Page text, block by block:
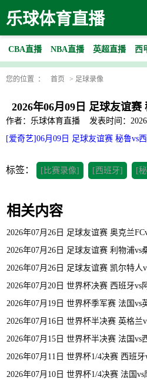
乐球体育直播
CBA直播 NBA直播 英超直播 西
您的位置 ： 首页 > 足球录像
2026年06月09日 足球友谊
作者：乐球体育直播
发表时间：
[爱奇艺]06月09日 足球友谊赛 秘鲁vs
标签： [比赛录像] [西班牙] [
相关内容
2026年07月26日 足球友谊赛 奥克兰
2026年07月26日 足球友谊赛 利物浦vs
2026年07月26日 足球友谊赛 凯尔特人
2026年07月20日 世界杯决赛 西班牙vs
2026年07月19日 世界杯季军赛 法国vs
2026年07月16日 世界杯半决赛 英格兰
2026年07月15日 世界杯半决赛 法国vs
2026年07月11日 世界杯1/4决赛 西班
2026年07月10日 世界杯1/4决赛 法国